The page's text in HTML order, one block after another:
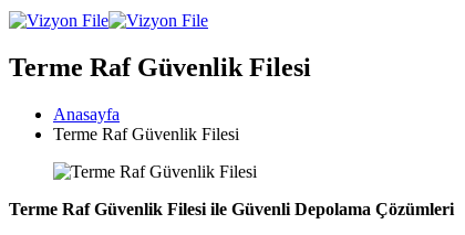
Terme Raf Güvenlik Filesi
Anasayfa
Terme Raf Güvenlik Filesi
Terme Raf Güvenlik Filesi ile Güvenli Depolama Çözümleri